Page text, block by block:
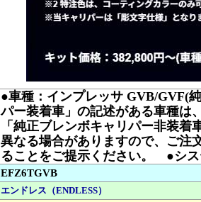
●車種：インプレッサ GVB/GVF(
パー装着車」の記述がある車種は
「純正ブレンボキャリパー非装
異なる場合がありますので、ご注
ることをご提示ください。 ●シ
EFZ6TGVB
エンドレス（ENDLESS）